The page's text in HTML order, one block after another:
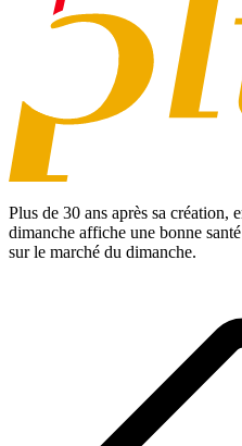
Plus de 30 ans après sa création,
dimanche affiche une bonne
sur le marché du dimanche.